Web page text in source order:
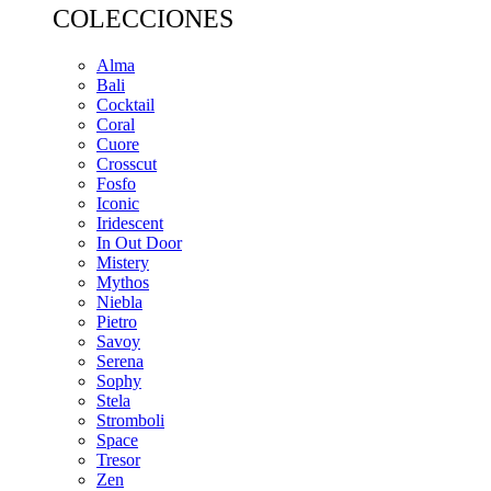
COLECCIONES
Alma
Bali
Cocktail
Coral
Cuore
Crosscut
Fosfo
Iconic
Iridescent
In Out Door
Mistery
Mythos
Niebla
Pietro
Savoy
Serena
Sophy
Stela
Stromboli
Space
Tresor
Zen